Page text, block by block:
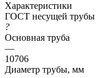
Характеристики
ГОСТ несущей трубы
?
Основная труба
—
10706
Диаметр трубы, мм